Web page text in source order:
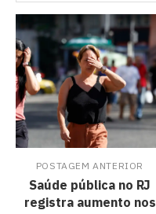
POSTAGEM ANTERIOR
Saúde pública no RJ
registra aumento nos